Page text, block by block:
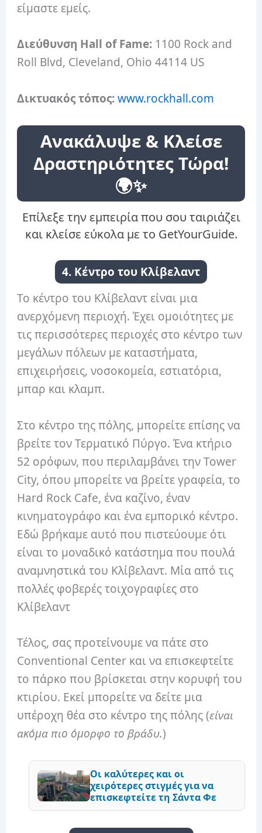
είμαστε εμείς.
Διεύθυνση Hall of Fame: 1100 Rock and
Roll Blvd, Cleveland, Ohio 44114 US
Δικτυακός τόπος: www.rockhall.com
Ανακάλυψε & Κλείσε
Δραστηριότητες Τώρα!
🌍✨
Επίλεξε την εμπειρία που σου ταιριάζει
και κλείσε εύκολα με το GetYourGuide.
4. Κέντρο του Κλίβελαντ
Το κέντρο του Κλίβελαντ είναι μια
ανερχόμενη περιοχή. Έχει ομοιότητες με
τις περισσότερες περιοχές στο κέντρο των
μεγάλων πόλεων με καταστήματα,
επιχειρήσεις, νοσοκομεία, εστιατόρια,
μπαρ και κλαμπ.
Στο κέντρο της πόλης, μπορείτε επίσης να
βρείτε τον Τερματικό Πύργο. Ένα κτήριο
52 ορόφων, που περιλαμβάνει την Tower
City, όπου μπορείτε να βρείτε γραφεία, το
Hard Rock Cafe, ένα καζίνο, έναν
κινηματογράφο και ένα εμπορικό κέντρο.
Εδώ βρήκαμε αυτό που πιστεύουμε ότι
είναι το μοναδικό κατάστημα που πουλά
αναμνηστικά του Κλίβελαντ. Μία από τις
πολλές φοβερές τοιχογραφίες στο
Κλίβελαντ
Τέλος, σας προτείνουμε να πάτε στο
Conventional Center και να επισκεφτείτε
το πάρκο που βρίσκεται στην κορυφή του
κτιρίου. Εκεί μπορείτε να δείτε μια
υπέροχη θέα στο κέντρο της πόλης (είναι
ακόμα πιο όμορφο το βράδυ.)
Οι καλύτερες και οι
χειρότερες στιγμές για να
επισκεφτείτε τη Σάντα Φε